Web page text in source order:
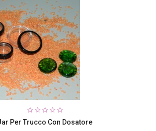
Per Trucco Con Dosatore